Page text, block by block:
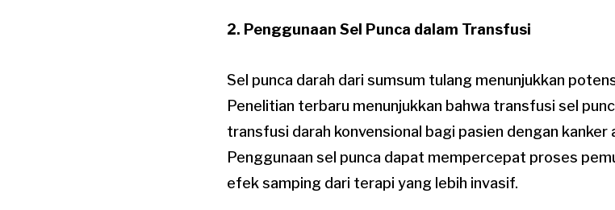
2. Penggunaan Sel Punca dalam Transfusi
Sel punca darah dari sumsum tulang menunjukkan
Penelitian terbaru menunjukkan bahwa transfusi sel
transfusi darah konvensional bagi pasien dengan kanker
Penggunaan sel punca dapat mempercepat proses
efek samping dari terapi yang lebih invasif.